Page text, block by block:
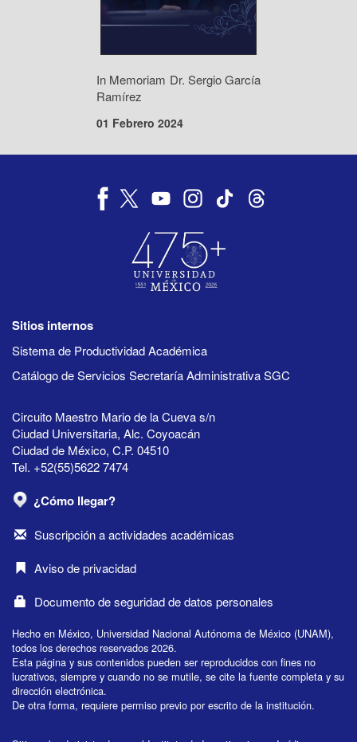
In Memoriam Dr. Sergio García
Ramírez
01 Febrero 2024
Sitios internos
Sistema de Productividad Académica
Catálogo de Servicios Secretaría Administrativa SGC
Circuito Maestro Mario de la Cueva s/n
Ciudad Universitaria, Alc. Coyoacán
Ciudad de México, C.P. 04510
Tel. +52(55)5622 7474
¿Cómo llegar?
Suscripción a actividades académicas
Aviso de privacidad
Documento de seguridad de datos personales
Hecho en México, Universidad Nacional Autónoma de México (UNAM),
todos los derechos reservados 2026.
Esta página y sus contenidos pueden ser reproducidos con fines no
lucrativos, siempre y cuando no se mutile, se cite la fuente completa y su
dirección electrónica.
De otra forma, requiere permiso previo por escrito de la institución.